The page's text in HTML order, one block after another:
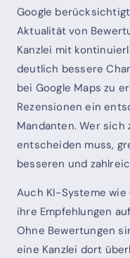
Google
Aktualität von
Kanzlei mit
deutlich bessere
bei Google Maps zu
Rezensionen ein
Mandanten. Wer sich
entscheiden muss,
besseren und
Auch KI-Systeme wie
ihre Empfehlungen
Ohne Bewertungen
eine Kanzlei dort